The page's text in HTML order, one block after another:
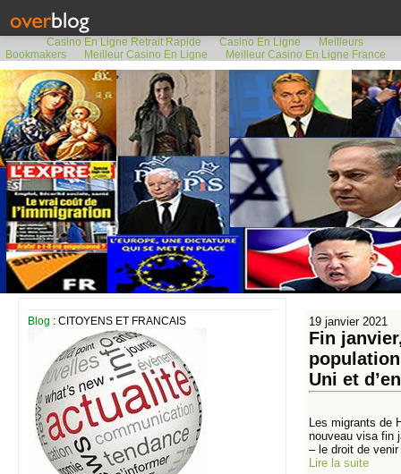
Casino En Ligne Retrait Rapide Casino En Ligne
Meilleurs
Bookmakers
Meilleur Casino En Ligne Meilleur Casino En Ligne France
Blog : CITOYENS ET FRANCAIS 19 janvier 2021
Fin
Uni et
Les migrants de
nouveau visa fin
– le droit de
Lire la suite